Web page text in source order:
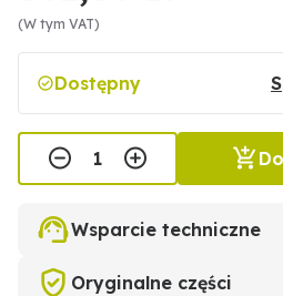
(W tym VAT)
Dostępny
Wsparcie techniczne
Oryginalne części